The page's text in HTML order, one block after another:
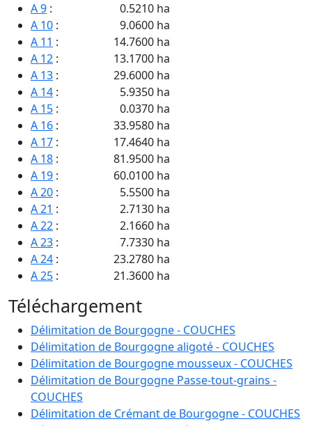
A 9 :
0.5210 ha
A 10 :
9.0600 ha
A 11 :
14.7600 ha
A 12 :
13.1700 ha
A 13 :
29.6000 ha
A 14 :
5.9350 ha
A 15 :
0.0370 ha
A 16 :
33.9580 ha
A 17 :
17.4640 ha
A 18 :
81.9500 ha
A 19 :
60.0100 ha
A 20 :
5.5500 ha
A 21 :
2.7130 ha
A 22 :
2.1660 ha
A 23 :
7.7330 ha
A 24 :
23.2780 ha
A 25 :
21.3600 ha
A 27:
8.0080 ha
A 28:
0.0450 ha
A 29:
18.4400 ha
A 30:
2.2570 ha
A 31:
1.1280 ha
A 32:
A 34:
0.1130 ha
Téléchargement
Délimitation de Bourgogne - COUCHES
Délimitation de Bourgogne aligoté - COUCHES
Délimitation de Bourgogne mousseux - COUCHES
Délimitation de Bourgogne Passe-tout-grains -
COUCHES
Délimitation de Crémant de Bourgogne - COUCHES